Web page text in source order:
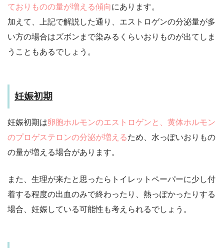
ておりものの量が増える傾向にあります。
加えて、上記で解説した通り、エストロゲンの分泌量が多
い方の場合はズボンまで染みるくらいおりものが出てしま
うこともあるでしょう。
妊娠初期
妊娠初期は卵胞ホルモンのエストロゲンと、黄体ホルモン
のプロゲステロンの分泌が増えるため、水っぽいおりもの
の量が増える場合があります。
また、生理が来たと思ったらトイレットペーパーに少し付
着する程度の出血のみで終わったり、熱っぽかったりする
場合、妊娠している可能性も考えられるでしょう。